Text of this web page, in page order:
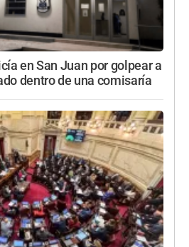
en San Juan por golpear a
dentro de una comisaría